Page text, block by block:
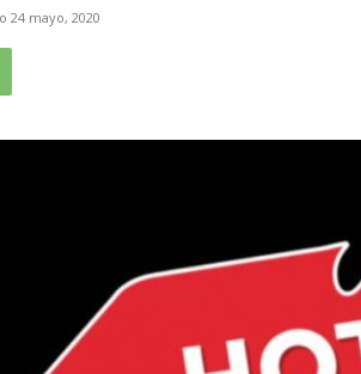
24 mayo, 2020